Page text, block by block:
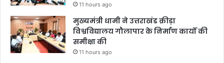
11 hours ago
मुख्यमंत्री धामी ने उत्तराखंड क्रीड़ा
विश्वविद्यालय गौलापार के निर्माण कार्यों की
समीक्षा की
11 hours ago